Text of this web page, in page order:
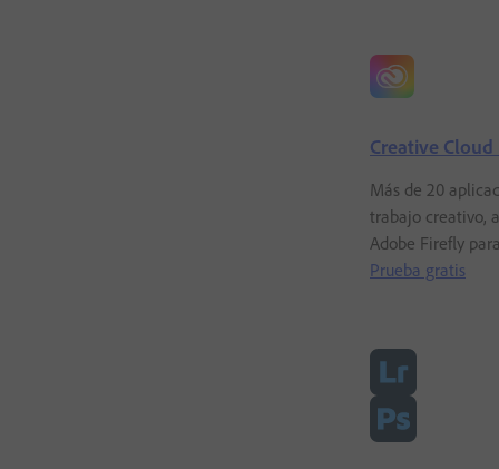
Creative Cloud
Más de 20
trabajo creativo,
Adobe Firefly
Prueba gratis